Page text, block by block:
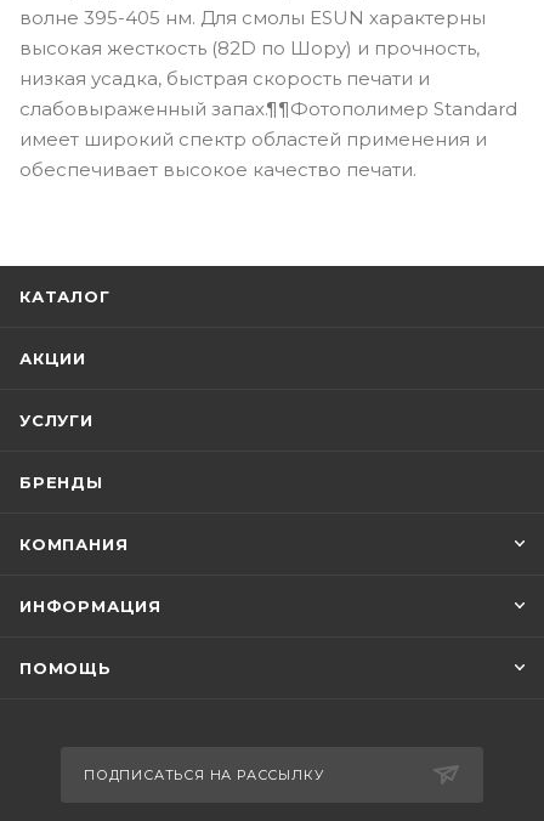
волне 395-405 нм. Для смолы ESUN характерны
высокая жесткость (82D по Шору) и прочность,
низкая усадка, быстрая скорость печати и
слабовыраженный запах.¶¶Фотополимер Standard
имеет широкий спектр областей применения и
обеспечивает высокое качество печати.
КАТАЛОГ
АКЦИИ
УСЛУГИ
БРЕНДЫ
КОМПАНИЯ
ИНФОРМАЦИЯ
ПОМОЩЬ
ПОДПИСАТЬСЯ НА РАССЫЛКУ